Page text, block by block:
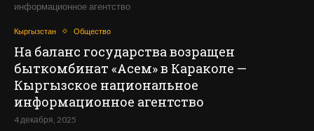
информационное агентство
Кыргызстан Общество
На баланс государства возращен
быткомбинат «Асем» в Караколе —
Кыргызское национальное
информационное агентство
4 декабря, 2025